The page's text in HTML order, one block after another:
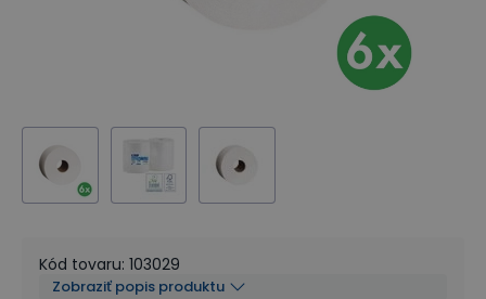
Kód tovaru: 103029
Zobraziť popis produktu